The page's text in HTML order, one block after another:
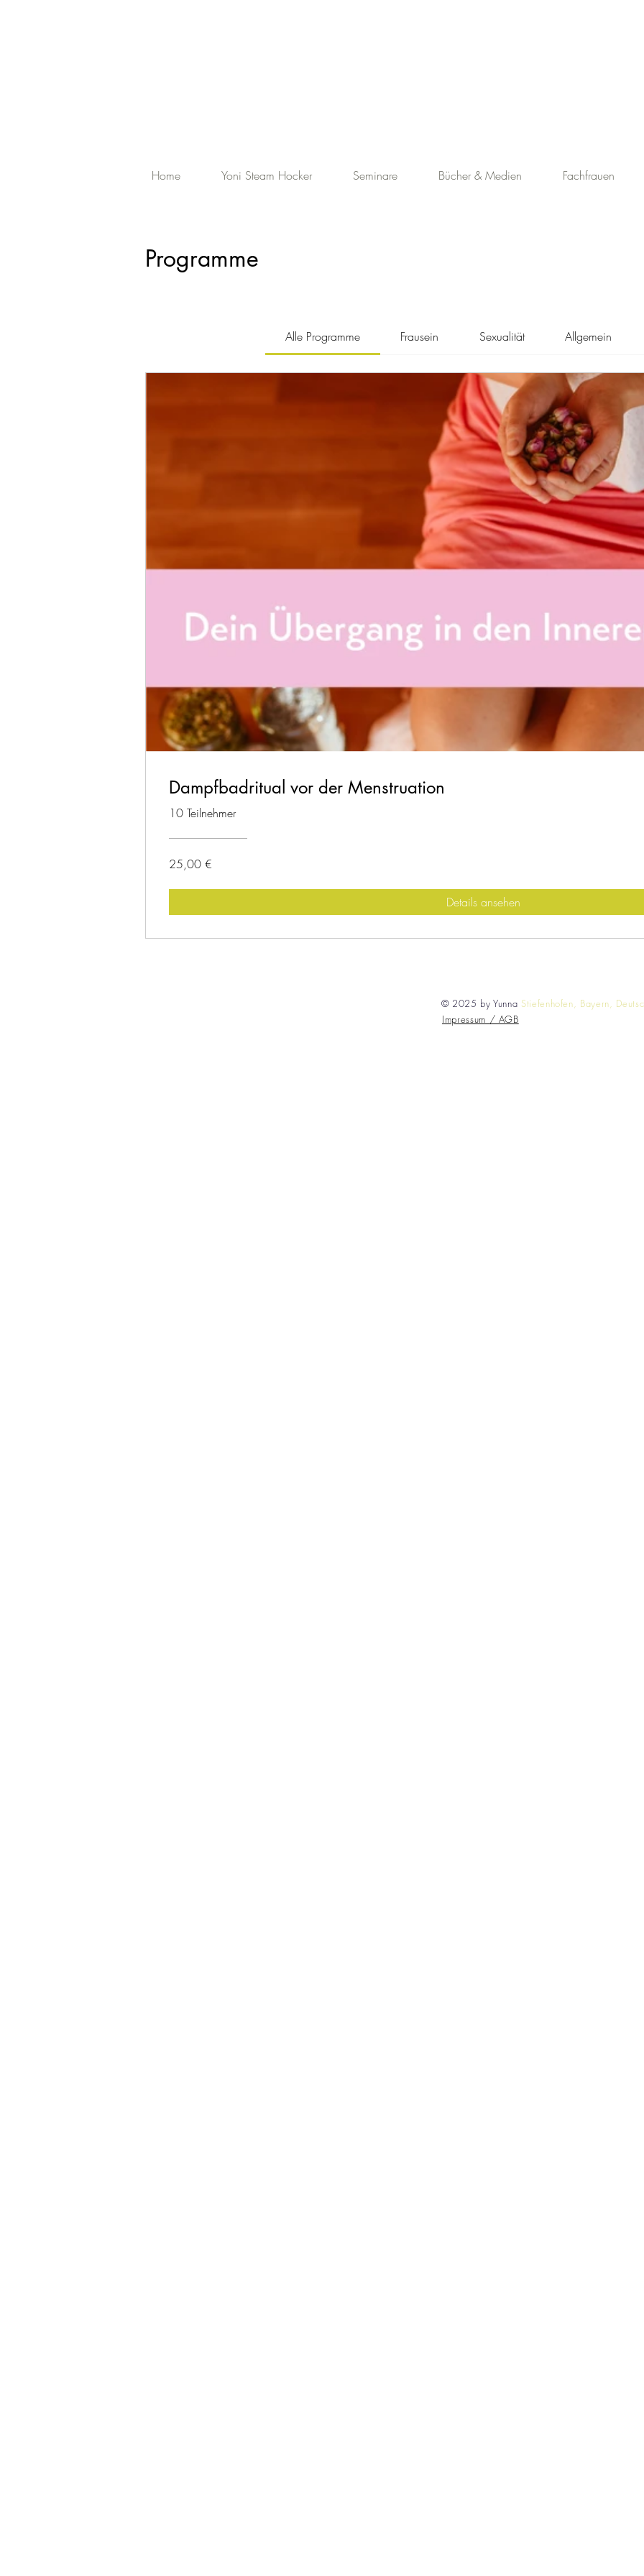
Home Yoni Steam Hocker Seminare Bücher & Medien Fachfrauen
Programme
Alle Programme Frausein Sexualität Allgemein
Dampfbadritual vor der Menstruation
10 Teilnehmer
25,00 €
Details ansehen
© 2025 by Yunna Stiefenhofen, Bayern,
Impressum / AGB